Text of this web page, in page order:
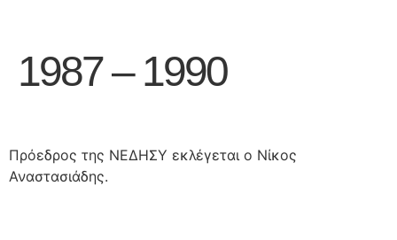
1987 – 1990
Πρόεδρος της ΝΕΔΗΣΥ εκλέγεται ο Νίκος
Αναστασιάδης.